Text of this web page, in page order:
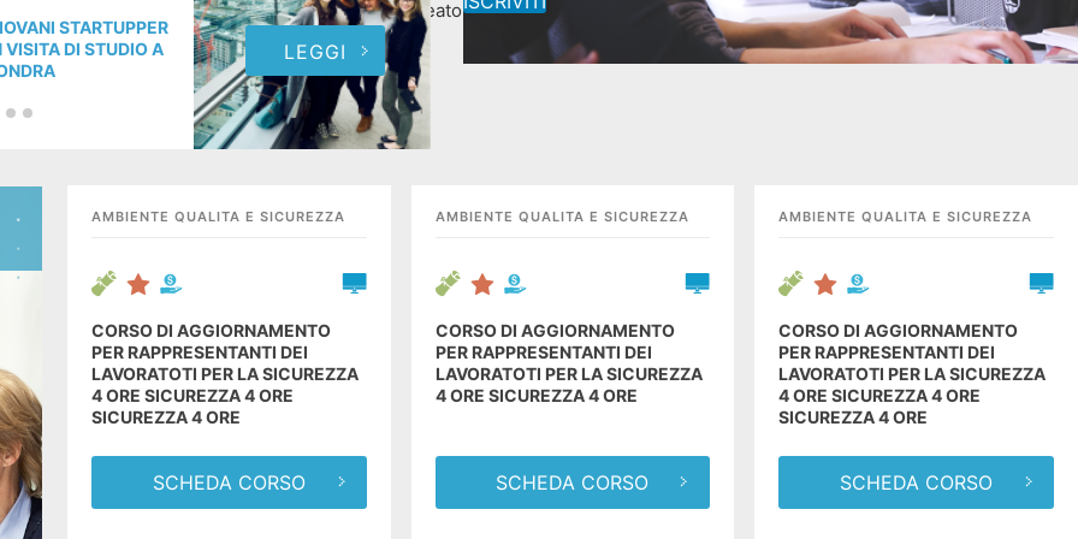
Neolaureato
STARTUPPER
VISITA DI STUDIO A
LEGGI
GIOVANI STARTUPPER
IN VISITA DI STUDIO A
LONDRA
LEGGI
IN
LONDRA
la sicurezza 4 ore
AMBIENTE QUALITA E SICUREZZA
CORSO DI AGGIORNAMENTO
PER RAPPRESENTANTI DEI
LAVORATOTI PER LA SICUREZZA
4 ORE SICUREZZA 4 ORE
SICUREZZA 4 ORE
SCHEDA CORSO
AMBIENTE QUALITA E SICUREZZA
CORSO DI AGGIORNAMENTO
PER RAPPRESENTANTI DEI
LAVORATOTI PER LA SICUREZZA
4 ORE SICUREZZA 4 ORE
SCHEDA CORSO
AMBIENTE QUALITA E SICUREZZA
CORSO DI AGGIORNAMENTO
PER RAPPRESENTANTI DEI
LAVORATOTI PER LA SICUREZZA
4 ORE SICUREZZA 4 ORE
SICUREZZA 4 ORE
SCHEDA CORSO